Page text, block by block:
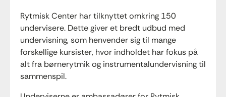
Rytmisk Center har tilknyttet omkring 150
undervisere. Dette giver et bredt udbud med
undervisning, som henvender sig til mange
forskellige kursister, hvor indholdet har fokus på
alt fra børnerytmik og instrumentalundervisning til
sammenspil.